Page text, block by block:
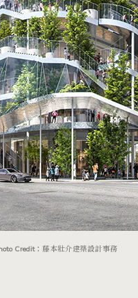
Credit：藤本壯介建築設計事務